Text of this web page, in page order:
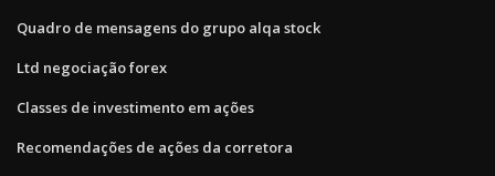
Quadro de mensagens do grupo alqa stock
Ltd negociação forex
Classes de investimento em ações
Recomendações de ações da corretora